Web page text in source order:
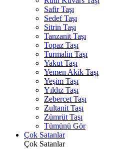
Safir Taşı
Sedef Taşı
Sitrin Taşı
Tanzanit Taşı
Topaz Taşı
Turmalin Taşı
Yakut Taşı
Yemen Akik Taşı
Yeşim Taşı
Yıldız Taşı
Zebercet Taşı
Zultanit Taşı
Zümrüt Taşı
Tümünü Gör
Çok Satanlar
Çok Satanlar